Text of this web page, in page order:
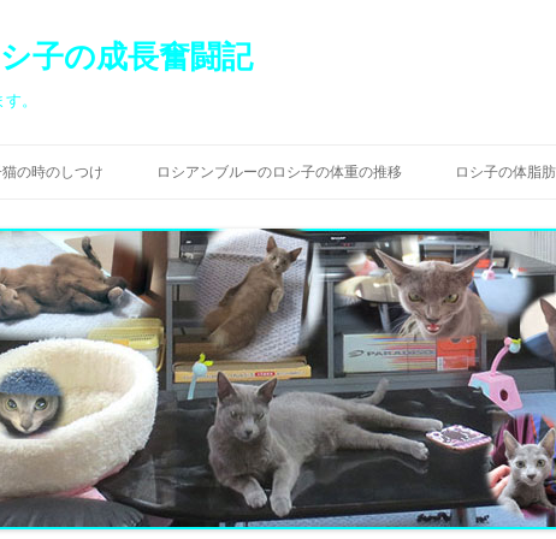
子の成長奮闘記
。
ン
へ
ス
キ
ッ
プ
の時のしつけ ロシアンブルーのロシ子の体重の推移 ロシ子の体脂